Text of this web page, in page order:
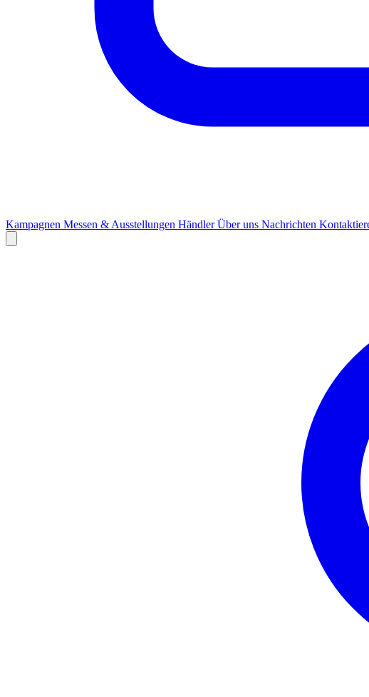
Kampagnen Messen & Ausstellungen HändlerÜber uns Nachrichten